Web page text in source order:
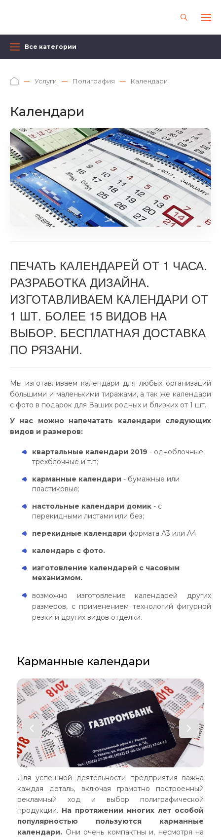
Все категории
Услуги Полиграфия Календари
Календари
ПЕЧАТЬ КАЛЕНДАРЕЙ ОТ 1 ЧАСА.
РАЗРАБОТКА ДИЗАЙНА.
ИЗГОТАВЛИВАЕМ КАЛЕНДАРИ ОТ
1 ШТ. БОЛЕЕ 15 ВИДОВ НА
ВЫБОР. БЕСПЛАТНАЯ ДОСТАВКА
ПО РЯЗАНИ.
Мы изготавливаем календари для любых организаций
большими и маленькими тиражами, а так же календари
с фото в подарок для Ваших родных и близких от 1 шт.
У нас можно напечатать календари следующих
видов и размеров:
квартальные календари 2019 - одноблочные,
трехблочные и т.п;
карманные календари - бумажные или
пластиковые;
настольные календари домик - с
перекидными листами или без;
перекидные календари формата А3 или А4
календарь с фото.
изготовление календарей с часовым
механизмом.
возможно изготовление календарей других
размеров, с применением технологий фигурной
резки и других видов отделки.
Карманные календари
Для успешной деятельности предприятия важна
каждая деталь, включая грамотно построенный
рекламный ход и выбор полиграфической
продукции. На протяжении многих лет особой
популярностью пользуются карманные
календари. Они очень компактны и, несмотря на